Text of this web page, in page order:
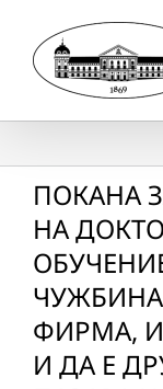
content
ПОКАНА
НА
ЧУЖБИНА
ФИРМА,
И ДА Е